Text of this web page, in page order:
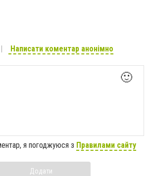
Написати коментар анонімно
🙂
я погоджуюся з Правилами сайту
Додати